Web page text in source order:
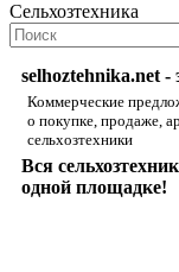
Сельхозтехника
selhoztehnika.net -
Коммерческие
о покупке, продаже,
сельхозтехники
Вся
одной площадке!